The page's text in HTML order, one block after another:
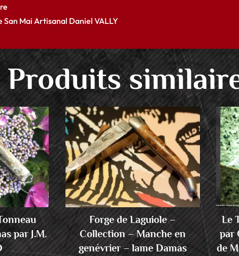
San Mai Artisanal Daniel VALLY
Produits
par J.M.
Forge de Laguiole –
Collection – Manche en
genévrier – lame Damas
Le
par
de